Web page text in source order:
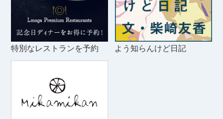
特別なレストランを予約 よう知らんけど日記